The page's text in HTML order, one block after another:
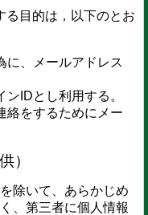
る目的は，以下のとお
に、メールアドレス
ンIDとし利用する。
絡をするためにメー
）
除いて、あらかじめ
、第三者に個人情報